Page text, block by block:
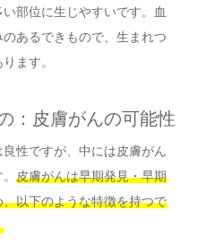
部位に生じやすいです。血
あるできもので、生まれつ
ます。
：皮膚がんの可能性
性ですが、中には皮膚がん
皮膚がんは早期発見・早期
以下のような特徴を持つで